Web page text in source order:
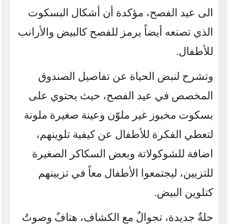
الى عيد الفصح، مؤكدة أن أشكال البسكوت
الذي تصنعه أيضاً يرمز للفصح كالبيض والأرانب
للأطفال.
وتشرح لنبض الحياة عن تفاصيل الصندوق
المخصص في عيد الفصح، حيث يحتوي على
بسكوت مخبوز غير ملوّن وعينة صغيرة ملونة
لتعطي الفكرة للأطفال عن كيفية تلوينهم،
اضافة للشوكولاتة وبعض السكاكر الصغيرة
للتزيين، ليجتمعوا الأطفال معاً في تزيينهم
كتلوين البيض.
حلةٌ جديدة، تجوالٌ مع الكشاف، هتافٌ وصوتُ